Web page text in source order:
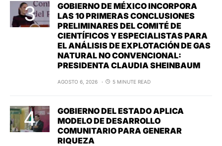
GOBIERNO DE MÉXICO INCORPORA
LAS 10 PRIMERAS CONCLUSIONES
PRELIMINARES DEL COMITÉ DE
CIENTÍFICOS Y ESPECIALISTAS PARA
EL ANÁLISIS DE EXPLOTACIÓN DE GAS
NATURAL NO CONVENCIONAL:
PRESIDENTA CLAUDIA SHEINBAUM
AGOSTO 6, 2026 5 MINUTE READ
GOBIERNO DEL ESTADO APLICA
MODELO DE DESARROLLO
COMUNITARIO PARA GENERAR
RIQUEZA